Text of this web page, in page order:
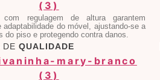
regulagem de altura garantem
adaptabilidade do móvel, ajustando-se a
do piso e protegendo contra danos.
DE QUALIDADE